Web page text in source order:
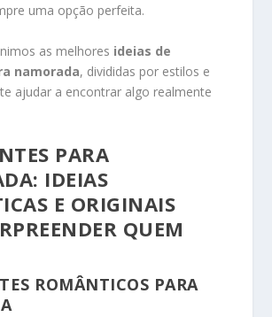
uma opção perfeita.
as melhores ideias de
namorada, divididas por estilos e
ajudar a encontrar algo realmente
PARA
IDEIAS
E ORIGINAIS
QUEM
ROMÂNTICOS PARA